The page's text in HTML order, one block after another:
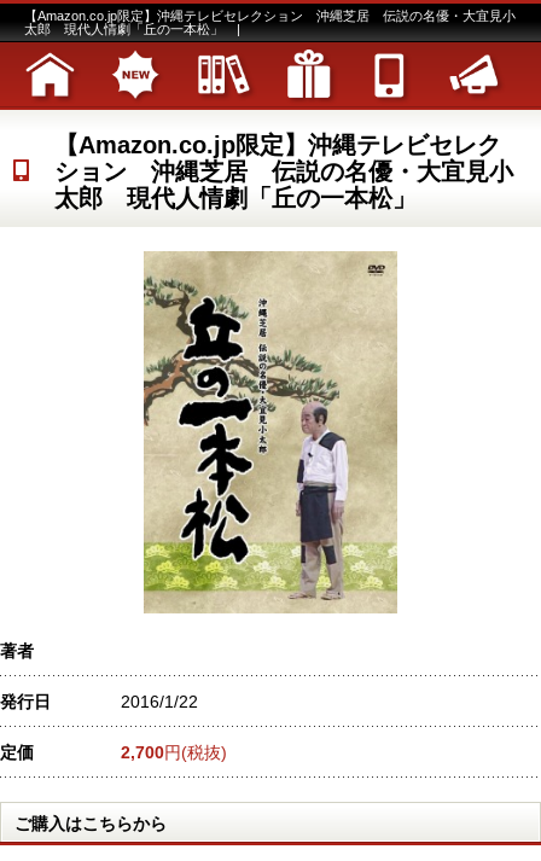
【Amazon.co.jp限定】沖縄テレビセレクション 沖縄芝居 伝説の名優・大宜見小
太郎 現代人情劇「丘の一本松」 |
【Amazon.co.jp限定】沖縄テレビセレク
ション 沖縄芝居 伝説の名優・大宜見小
太郎 現代人情劇「丘の一本松」
著者
発行日 2016/1/22
定価 2,700円(税抜)
ご購入はこちらから